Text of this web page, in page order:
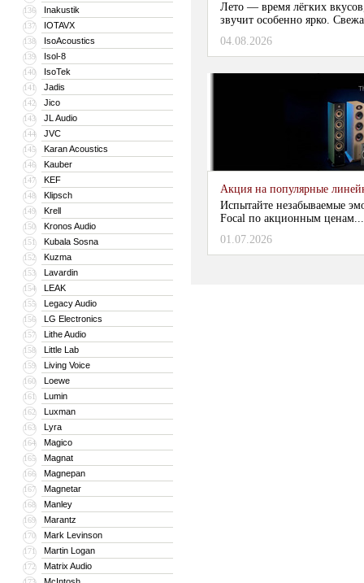
136 Inakustik
137 IOTAVX
138 IsoAcoustics
139 Isol-8
140 IsoTek
141 Jadis
142 Jico
143 JL Audio
144 JVC
145 Karan Acoustics
146 Kauber
147 KEF
148 Klipsch
149 Krell
150 Kronos Audio
151 Kubala Sosna
152 Kuzma
153 Lavardin
154 LEAK
155 Legacy Audio
156 LG Electronics
157 Lithe Audio
158 Little Lab
159 Living Voice
160 Loewe
161 Lumin
162 Luxman
163 Lyra
164 Magico
165 Magnat
166 Magnepan
167 Magnetar
168 Manley
169 Marantz
170 Mark Levinson
171 Martin Logan
172 Matrix Audio
Лето — время лёгких
звучит особенно ярко.
04.08.2026
Акция на популярные
Испытайте незабываемые
Focal по акционным
01.07.2026